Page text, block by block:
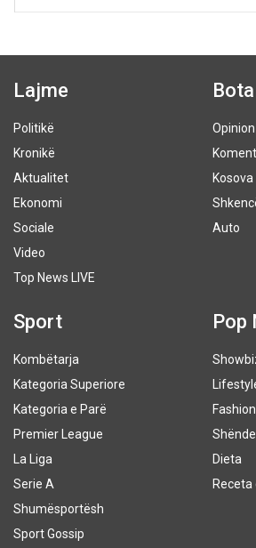
Lajme
Politikë
Kronikë
Aktualitet
Ekonomi
Sociale
Video
Top News LIVE
Bota
Opinion
Koment
Auto
Sport
Kombëtarja
Kategoria Superiore
Kategoria e Parë
Premier League
La Liga
Serie A
Shumësportësh
Sport Gossip
Pop
Fashion
Dieta